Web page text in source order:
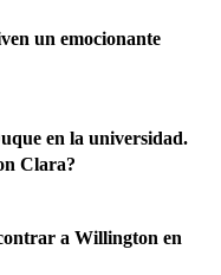
un emocionante
en la universidad.
Clara?
a Willington en